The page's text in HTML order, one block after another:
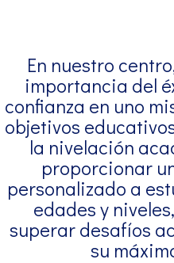
En nuestro
importancia del
confianza en uno
objetivos
la nivelación
proporcionar
personalizado a
edades y
superar desafíos
su